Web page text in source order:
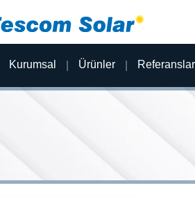
Kurumsal Ürünler Referanslar